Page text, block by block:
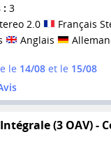
: 3
2.0
Français
Anglais
le 14/08et le 15/08
(3 OAV) -